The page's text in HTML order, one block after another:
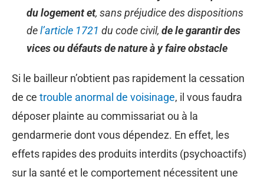
du logement et, sans préjudice des dispositions
del’article 1721 du code civil, de le garantir des
vices ou défauts de nature à y faire obstacle
Si le bailleur n’obtient pas rapidement la cessation
de ce trouble anormal de voisinage, il vous faudra
déposer plainte au commissariat ou à la
gendarmerie dont vous dépendez. En effet, les
effets rapides des produits interdits (psychoactifs)
sur la santé et le comportement nécessitent une